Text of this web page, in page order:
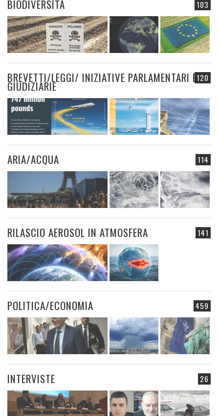
103
BIODIVERSITÀ
120
BREVETTI/LEGGI/ INIZIATIVE PARLAMENTARI E
GIUDIZIARIE
114
ARIA/ACQUA
141
RILASCIO AEROSOL IN ATMOSFERA
459
POLITICA/ECONOMIA
26
INTERVISTE